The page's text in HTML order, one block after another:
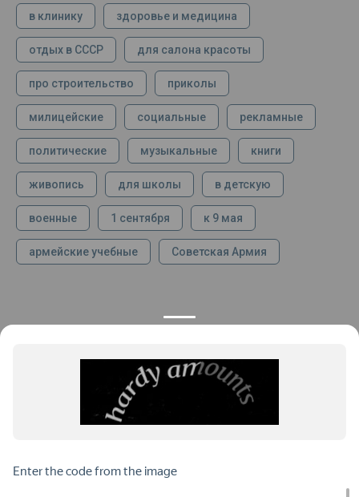
в клинику здоровье и медицина
отдых в СССР для салона красоты
про строительство приколы
милицейские социальные рекламные
политические музыкальные книги
живопись для школы в детскую
военные 1 сентября к 9 мая
армейские учебные Советская Армия
ПРОДУКЦИЯ